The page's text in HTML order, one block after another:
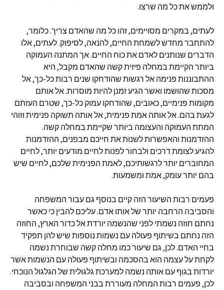
ולממש את כל מה שרצו.
לעתים, במקרים מסויימים, זהו כל מה שהאדם צריך. כלומר,
להתחבר מחדש לשמחת החיים, להנאה, לסיפוק. לעתים, אלו
הדברים שנותנים לאדם את כוח החיים. אך המתנה העמוקה
ביותר הקיימת במחלה פיזית קשה שהאדם מקבל, היא
ההתבוננות פנימה אל רגשות שהודחקו שנים רבות כל-כך, אל
מסכות שהושמו ואשר הגיע זמנן להיות מוסרות. אל אותם
מקומות פנימיים, כאובים, שהודחקו עמוק כל-כך, שטרם העזתם
לגעת בהם. אל אותה אמת פנימית, אל אותה תשוקה פנימית וזוהי
המתת העמוקה והעצומה ביותר שקיימת במחלה קשה.
ההזדמנות והאפשרות לשנות את חייכם מבפנים, ההזדמנות
להגיע לצומת דרכים ולבחור לפנות לחיים מודעים יותר, לחיים
המחוברים יותר לרגשותיכם, לאמת הפנימית שלכם, לחיים שיש
בהם יותר עומק, אמת ומשמעות.
פעמים רבות השיעור הזה קיים בנוסף גם עבור המשפחה
והסביבה הרחבה יותר של אותו אדם. עליכם להבין כי כאשר
נחתם חוזה נשמתי לפני שהנשמה יורדת אל כדור הארץ, החוזה
הזה נחתם בשיתוף פעולה עם נשמות נוספות שיש להן תפקיד
בחיי האדם. לכן, גם שיעור כמו מחלה קשה שבוחרת נשמה
לקחת על עצמה הוא בהסכמה ובשיתוף פעולה עם הנשמות אשר
יורדות בגוף עם אותה נשמה למערכת גלגולית של הגלגול הנוכחי.
לכן, פעמים רבות המחלה מעוררת בבני המשפחה ובסביבה